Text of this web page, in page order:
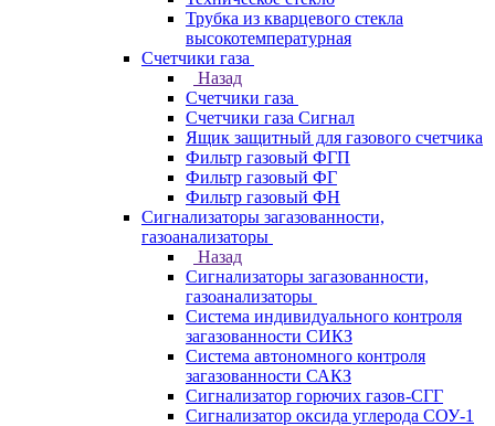
Трубка из кварцевого стекла
высокотемпературная
Счетчики газа
Назад
Счетчики газа
Счетчики газа Сигнал
Ящик защитный для газового счетчика
Фильтр газовый ФГП
Фильтр газовый ФГ
Фильтр газовый ФН
Сигнализаторы загазованности,
газоанализаторы
Назад
Сигнализаторы загазованности,
газоанализаторы
Система индивидуального контроля
загазованности СИКЗ
Система автономного контроля
загазованности САКЗ
Сигнализатор горючих газов-СГГ
Сигнализатор оксида углерода СОУ-1